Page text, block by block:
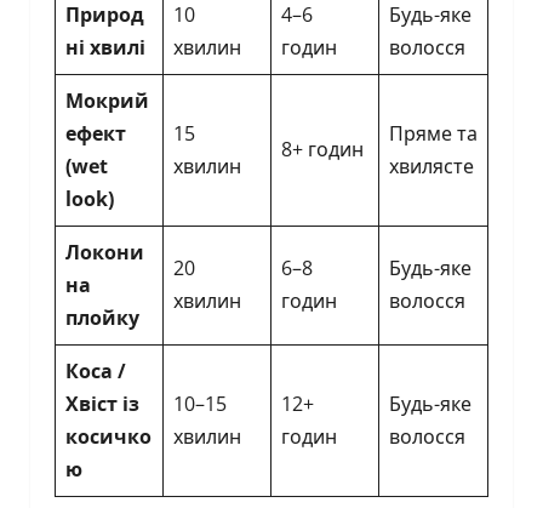
Природ
ні хвилі
10
хвилин
4–6
годин
Будь-яке
волосся
Мокрий
ефект
(wet
look)
15
хвилин
8+ годин
Пряме та
хвилясте
Локони
на
плойку
20
хвилин
6–8
годин
Будь-яке
волосся
Коса /
Хвіст із
косичко
ю
10–15
хвилин
12+
годин
Будь-яке
волосся